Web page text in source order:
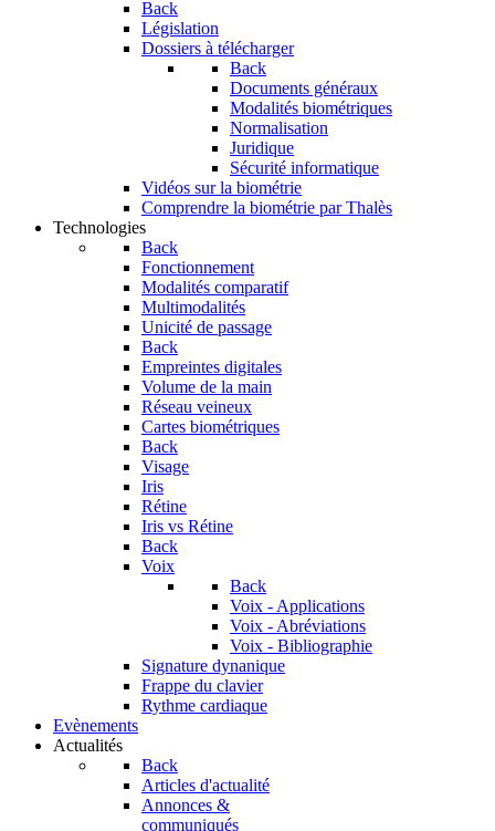
Back
Législation
Dossiers à télécharger
Back
Documents généraux
Modalités biométriques
Normalisation
Juridique
Sécurité informatique
Vidéos sur la biométrie
Comprendre la biométrie par Thalès
Technologies
Back
Fonctionnement
Modalités comparatif
Multimodalités
Unicité de passage
Back
Empreintes digitales
Volume de la main
Réseau veineux
Cartes biométriques
Back
Visage
Iris
Rétine
Iris vs Rétine
Back
Voix
Back
Voix - Applications
Voix - Abréviations
Voix - Bibliographie
Signature dynanique
Frappe du clavier
Rythme cardiaque
Evènements
Actualités
Back
Articles d'actualité
Annonces &
communiqués